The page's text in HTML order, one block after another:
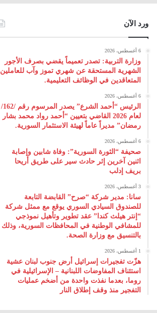
ورد الآن
6 أغسطس، 2026
وزارة التربية: تصدر تعميماً يقضي بصرف الأجور
الشهرية المستحقة عن شهري تموز وآب للعاملين
المتعاقدين في الوظائف التعليمية.
6 أغسطس، 2026
الرئيس “أحمد الشرع” يصدر المرسوم رقم /162/
لعام 2026 ‌القاضي بتعيين “أحمد رواد محمد بشار
رمضان” مديراً عاماً لهيئة ‌الاستثمار السورية.
6 أغسطس، 2026
صحيفة “الثورة السورية”: وفاة شابين وإصابة
اثنين آخرين إثر حادث سير على طريق أريحا
بريف إدلب
3 أغسطس، 2026
سانا: مدير شركة “صرح” القابضة التابعة
للصندوق السيادي السوري يوقع مع ممثل شركة
“إنتر هيلث كندا” عقد تطوير وتأهيل نموذجي
للمشافي الوطنية في المحافظات السورية، وذلك
بالتنسيق مع وزارة الصحة.
1 أغسطس، 2026
هزّت تفجيرات إسرائيل أرض جنوب لبنان عشية
استئناف المفاوضات اللبنانية – الإسرائيلية في
روما، بعدما نفذت واحدة من أضخم عمليات
التفجير منذ وقف إطلاق النار